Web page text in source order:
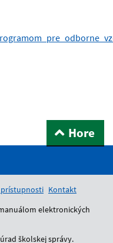
Hore
prístupnosti Kontakt
elektronických
školskej správy.